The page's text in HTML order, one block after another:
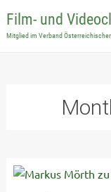
Film- und
Mitglied im Verband